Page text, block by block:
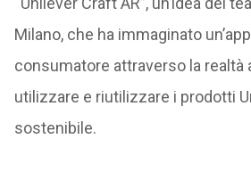
Milano, che ha immaginato
consumatore attraverso la realtà
utilizzare e riutilizzare i prodotti
sostenibile.